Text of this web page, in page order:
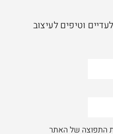
וטיפים לעיצוב
התפוצה של האתר